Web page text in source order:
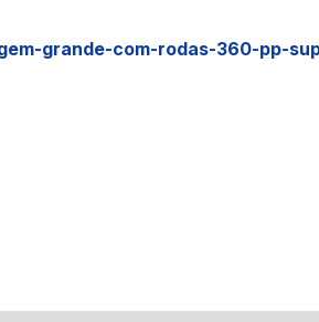
grande-com-rodas-360-pp-